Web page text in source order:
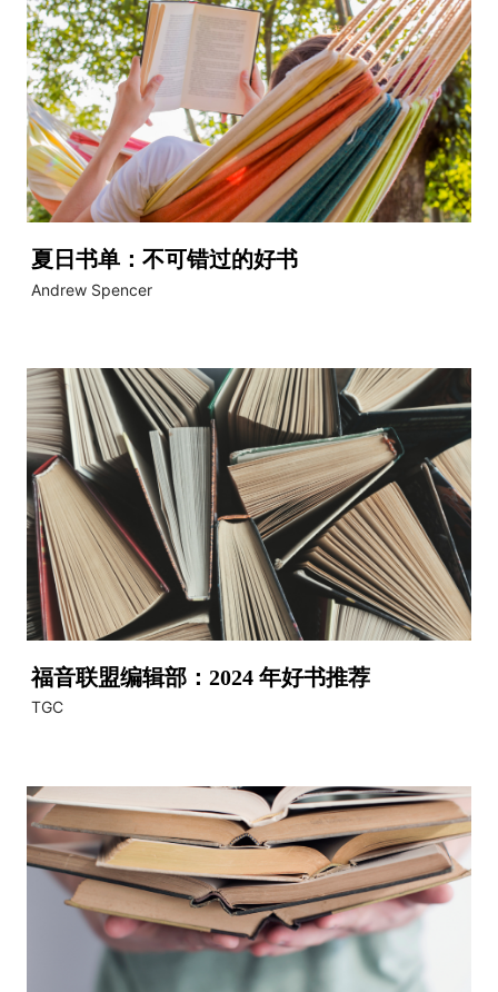
夏日书单：不可错过的好书
Andrew Spencer
福音联盟编辑部：2024 年好书推荐
TGC